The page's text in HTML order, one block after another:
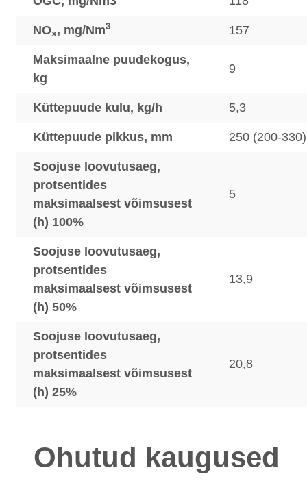
NOx, mg/Nm3 157
Maksimaalne puudekogus,
kg
9
Küttepuude kulu, kg/h 5,3
Küttepuude pikkus, mm 250 (200-330)
Soojuse loovutusaeg,
protsentides
maksimaalsest võimsusest
(h) 100%
5
Soojuse loovutusaeg,
protsentides
maksimaalsest võimsusest
(h) 50%
13,9
Soojuse loovutusaeg,
protsentides
maksimaalsest võimsusest
(h) 25%
20,8
Ohutud kaugused